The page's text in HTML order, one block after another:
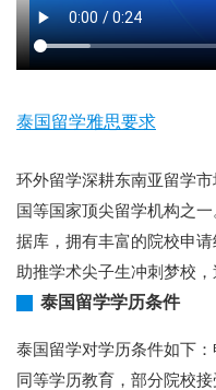
泰国留学雅思要求
环外留学深耕东南亚留学
国等国家顶尖留学机构之
据库，拥有丰富的院校申
助推学术尖子生冲刺梦校，
泰国留学学历条件
泰国留学对学历条件如下
同等学历教育，部分院校